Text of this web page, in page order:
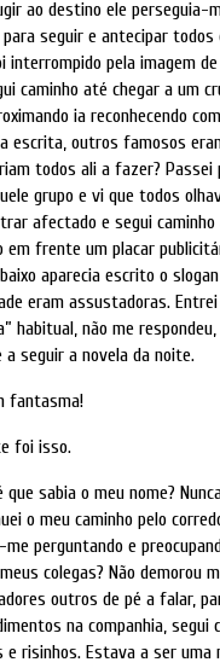
ao destino ele perseguia-
seguir e antecipar
pela imagem
caminho até chegar a um
ia reconhecendo
escrita, outros famosos
todos ali a fazer?
grupo e vi que todos
afectado e segui
frente um placar
aparecia escrito o
eram assustadoras.
habitual, não me
seguir a novela da noite.
fantasma!
foi isso.
sabia o meu nome?
o meu caminho pelo
perguntando e
colegas? Não demorou
outros de pé a falar,
na companhia, segui
risinhos. Estava a ser uma